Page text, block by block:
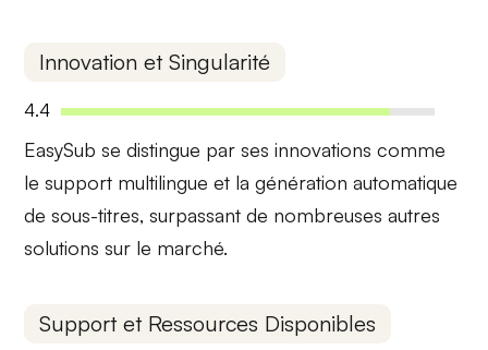
Innovation et Singularité
4.4
EasySub se distingue par sesinnovations comme
le support multilingue et la génération automatique
de sous-titres, surpassant de nombreuses autres
solutions sur le marché.
Support et Ressources Disponibles